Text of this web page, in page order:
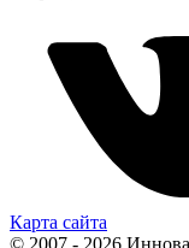
Карта сайта
© 2007 - 2026